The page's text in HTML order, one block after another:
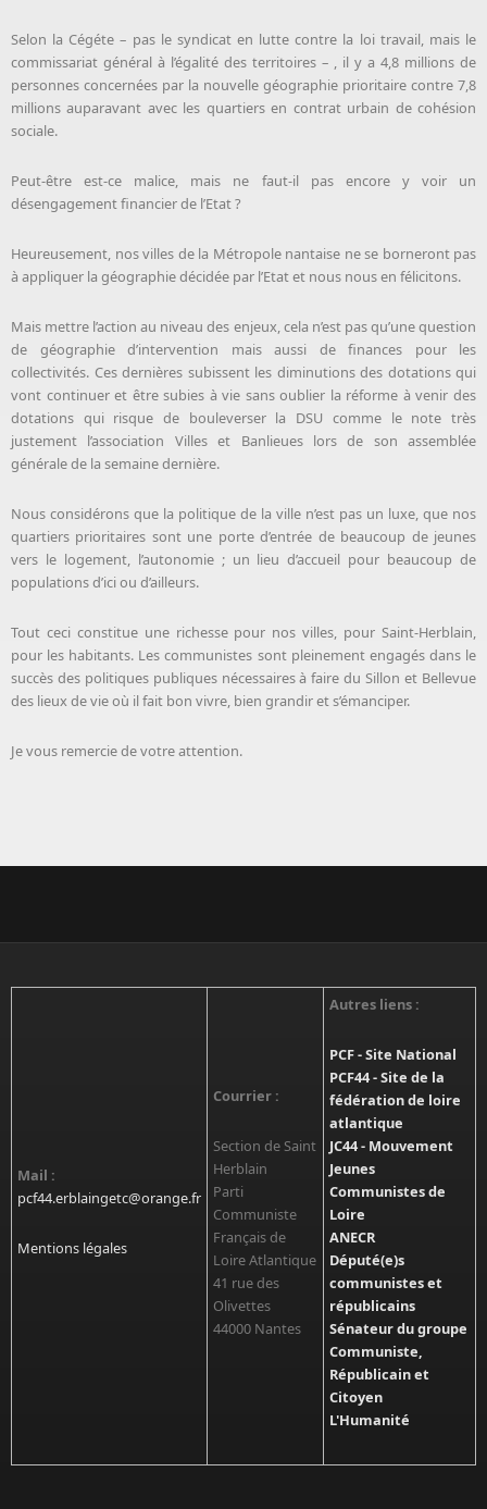
Selon la Cégéte – pas le syndicat en lutte contre la loi travail, mais le
commissariat général à l’égalité des territoires – , il y a 4,8 millions de
personnes concernées par la nouvelle géographie prioritaire contre 7,8
millions auparavant avec les quartiers en contrat urbain de cohésion
sociale.
Peut-être est-ce malice, mais ne faut-il pas encore y voir un
désengagement financier de l’Etat ?
Heureusement, nos villes de la Métropole nantaise ne se borneront pas
à appliquer la géographie décidée par l’Etat et nous nous en félicitons.
Mais mettre l’action au niveau des enjeux, cela n’est pas qu’une question
de géographie d’intervention mais aussi de finances pour les
collectivités. Ces dernières subissent les diminutions des dotations qui
vont continuer et être subies à vie sans oublier la réforme à venir des
dotations qui risque de bouleverser la DSU comme le note très
justement l’association Villes et Banlieues lors de son assemblée
générale de la semaine dernière.
Nous considérons que la politique de la ville n’est pas un luxe, que nos
quartiers prioritaires sont une porte d’entrée de beaucoup de jeunes
vers le logement, l’autonomie ; un lieu d’accueil pour beaucoup de
populations d’ici ou d’ailleurs.
Tout ceci constitue une richesse pour nos villes, pour Saint-Herblain,
pour les habitants. Les communistes sont pleinement engagés dans le
succès des politiques publiques nécessaires à faire du Sillon et Bellevue
des lieux de vie où il fait bon vivre, bien grandir et s’émanciper.
Je vous remercie de votre attention.
Mail :
pcf44.erblaingetc@orange.fr
Mentions légales
Courrier :
Section de Saint
Herblain
Parti
Communiste
Français de
Loire Atlantique
41 rue des
Olivettes
44000 Nantes
Autres liens :
PCF - Site National
PCF44 - Site de la
fédération de loire
atlantique
JC44 - Mouvement
Jeunes
Communistes de
Loire
ANECR
Député(e)s
communistes et
républicains
Sénateur du groupe
Communiste,
Républicain et
Citoyen
L'Humanité